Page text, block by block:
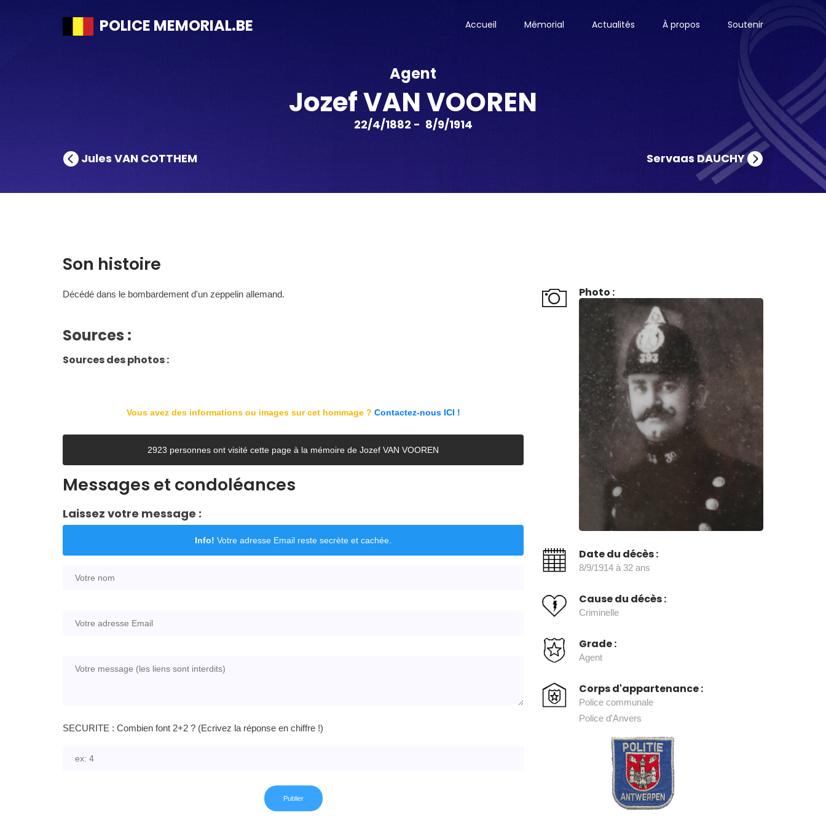
POLICE MEMORIAL.BE Accueil Mémorial Actualités À propos Soutenir
Agent
Jozef VAN VOOREN
22/4/1882 - 8/9/1914
Jules VAN COTTHEM Servaas DAUCHY
Son histoire
Décédé dans le bombardement d'un zeppelin allemand.
Sources :
Sources des photos :
Vous avez des informations ou images sur cet hommage ? Contactez-nous ICI !
2923 personnes ont visité cette page à la mémoire de Jozef VAN VOOREN
Messages et condoléances
Laissez votre message :
Info! Votre adresse Email reste secrète et cachée.
SECURITE : Combien font 2+2 ? (Ecrivez la réponse en chiffre !)
Photo :
Date du décès :
8/9/1914 à 32 ans
Cause du décès :
Criminelle
Grade :
Agent
Corps d'appartenance :
Police communale
Police d'Anvers